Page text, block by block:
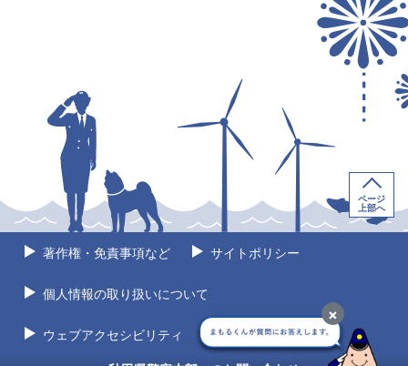
×
著作権・免責事項など サイトポリシー
個人情報の取り扱いについて
ウェブアクセシビリティ サイトマップ
ページ
上部へ